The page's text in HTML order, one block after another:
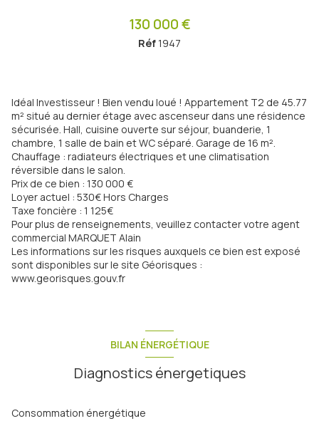
130 000 €
Réf1947
Idéal Investisseur ! Bien vendu loué ! Appartement T2 de 45.77
m² situé au dernier étage avec ascenseur dans une résidence
sécurisée. Hall, cuisine ouverte sur séjour, buanderie, 1
chambre, 1 salle de bain et WC séparé. Garage de 16 m².
Chauffage : radiateurs électriques et une climatisation
réversible dans le salon.
Prix de ce bien : 130 000 €
Loyer actuel : 530€ Hors Charges
Taxe foncière : 1 125€
Pour plus de renseignements, veuillez contacter votre agent
commercial MARQUET Alain
Les informations sur les risques auxquels ce bien est exposé
sont disponibles sur le site Géorisques :
www.georisques.gouv.fr
BILAN ÉNERGÉTIQUE
Diagnostics énergetiques
Consommation énergétique